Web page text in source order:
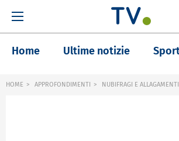
Home Ultime notizie
HOME APPROFONDIMENTI NUBIFRAGI E